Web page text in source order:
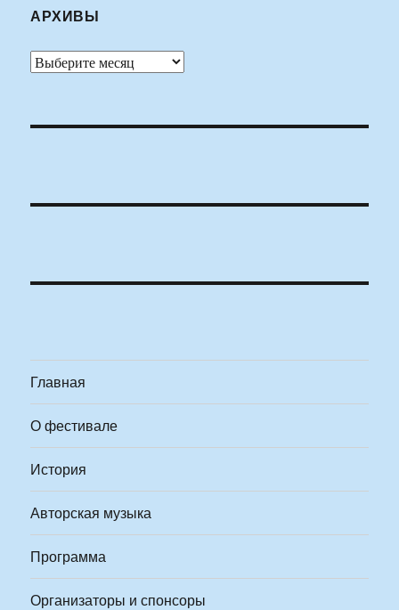
АРХИВЫ
Архивы
Главная
О фестивале
История
Авторская музыка
Программа
Организаторы и спонсоры